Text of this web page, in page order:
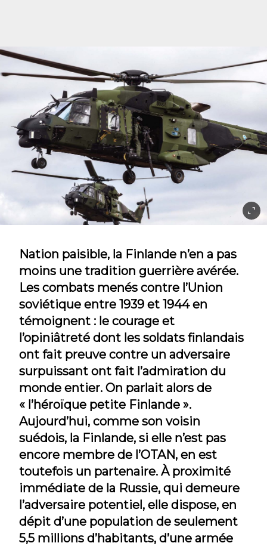
Nation paisible, la Finlande n’en a pas
moins une tradition guerrière avérée.
Les combats menés contre l’Union
soviétique entre 1939 et 1944 en
témoignent : le courage et
l’opiniâtreté dont les soldats finlandais
ont fait preuve contre un adversaire
surpuissant ont fait l’admiration du
monde entier. On parlait alors de
« l’héroïque petite Finlande ».
Aujourd’hui, comme son voisin
suédois, la Finlande, si elle n’est pas
encore membre de l’OTAN, en est
toutefois un partenaire. À proximité
immédiate de la Russie, qui demeure
l’adversaire potentiel, elle dispose, en
dépit d’une population de seulement
5,5 millions d’habitants, d’une armée